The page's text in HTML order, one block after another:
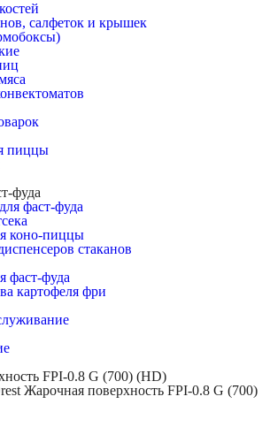
салфеток и крышек
пиццы
фуда
фаст-фуда
коно-пиццы
стаканов
фаст-фуда
картофеля фри
FPI-0.8 G (700) (НD)
Жарочная поверхность FPI-0.8 G (700)